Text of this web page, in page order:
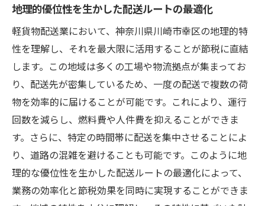
地理的優位性を生かした配送ルートの最適化
軽貨物配送業において、神奈川県川崎市幸区の地理的特
性を理解し、それを最大限に活用することが節税に直結
します。この地域は多くの工場や物流拠点が集まってお
り、配送先が密集しているため、一度の配送で複数の荷
物を効率的に届けることが可能です。これにより、運行
回数を減らし、燃料費や人件費を抑えることができま
す。さらに、特定の時間帯に配送を集中させることによ
り、道路の混雑を避けることも可能です。このように地
理的な優位性を生かした配送ルートの最適化によって、
業務の効率化と節税効果を同時に実現することができま